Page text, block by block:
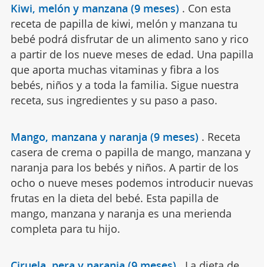
Kiwi, melón y manzana (9 meses) . Con esta
receta de papilla de kiwi, melón y manzana tu
bebé podrá disfrutar de un alimento sano y rico
a partir de los nueve meses de edad. Una papilla
que aporta muchas vitaminas y fibra a los
bebés, niños y a toda la familia. Sigue nuestra
receta, sus ingredientes y su paso a paso.
Mango, manzana y naranja (9 meses) . Receta
casera de crema o papilla de mango, manzana y
naranja para los bebés y niños. A partir de los
ocho o nueve meses podemos introducir nuevas
frutas en la dieta del bebé. Esta papilla de
mango, manzana y naranja es una merienda
completa para tu hijo.